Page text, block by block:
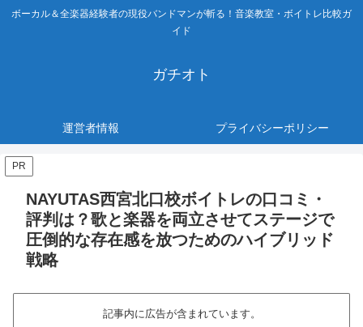
ボーカル＆全楽器経験者の現役バンドマンが斬る！音楽教室・ボイトレ比較ガ
イド
ガチオト
運営者情報 プライバシーポリシー
PR
NAYUTAS西宮北口校ボイトレの口コミ・
評判は？歌と楽器を両立させてステージで
圧倒的な存在感を放つためのハイブリッド
戦略
記事内に広告が含まれています。